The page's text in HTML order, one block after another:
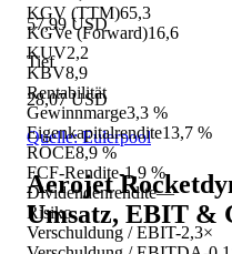
KGV (TTM)65,3
KGVe (Forward)16,6
KUV2,2
KBV8,9
Rentabilität
Gewinnmarge3,3 %
Eigenkapitalrendite13,7 %
ROCE8,9 %
FCF-Rendite-1,9 %
Dividendenrendite—
Risiko
Verschuldung / EBIT-2,3×
57,99 USD
Tief
28,07 USD
Quelle: Eulerpool
Aerojet
Umsatz, EBIT &